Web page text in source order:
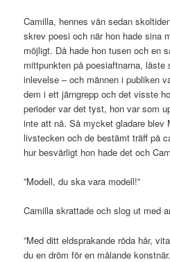
Camilla, hennes vän sedan
skrev poesi och när hon hade sina
möjligt. Då hade hon tusen och en
mittpunkten på poesiaftnarna,
inlevelse – och männen i publiken
dem i ett järngrepp och det visste
perioder var det tyst, hon var som
inte att nå. Så mycket gladare blev
livstecken och de bestämt träff på
hur besvärligt hon hade det och
”Modell, du ska vara modell!”
Camilla skrattade och slog ut med
”Med ditt eldsprakande röda hår,
du en dröm för en målande